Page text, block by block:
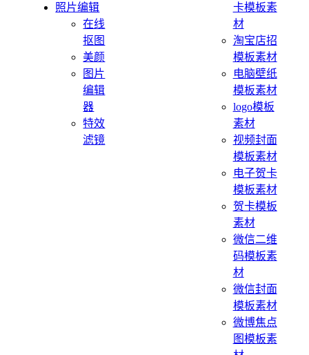
照片编辑
在线
抠图
美颜
图片
编辑
器
特效
滤镜
卡模板素
材
淘宝店招
模板素材
电脑壁纸
模板素材
logo模板
素材
视频封面
模板素材
电子贺卡
模板素材
贺卡模板
素材
微信二维
码模板素
材
微信封面
模板素材
微博焦点
图模板素